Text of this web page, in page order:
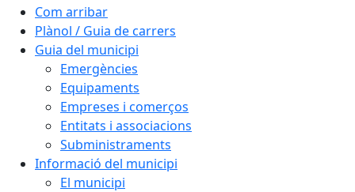
Com arribar
Plànol / Guia de carrers
Guia del municipi
Emergències
Equipaments
Empreses i comerços
Entitats i associacions
Subministraments
Informació del municipi
El municipi